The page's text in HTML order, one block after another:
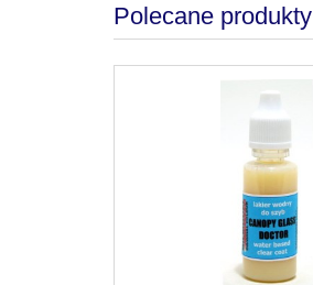
Polecane produkty